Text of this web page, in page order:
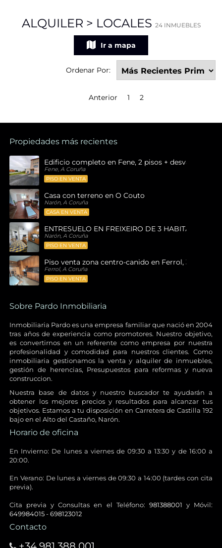
ALQUILER > LOCALES 24 INMUEBLES
Ir a mapa
Ordenar Por:
Anterior 1 2
Propiedades más recientes
Edificio completo en Fene, 2 pisos + desván , 1
Fene, A Coruña
PISO EN VENTA
Casa con terreno en O Couto
Narón, A Coruña
CASA EN VENTA
ENTRESUELO EN FREIXEIRO DE 3 HABITACIONES
Narón, A Coruña
PISO EN VENTA
Piso venta zona centro-canido en Ferrol, 3
Ferrol, A Coruña
PISO EN VENTA
Sobre Pardo Inmobiliaria
Inmobiliaria Pardo es una empresa familiar que nació en 2004
tras años de experiencia como promotores. Nuestro objetivo,
es convertirnos en un referente como empresa por nuestra
profesionalidad y comodidad para nuestros clientes. Como
inmobiliaria gestionamos la venta y alquiler de inmuebles,
gestión de herencias, Presupuestos para reformas y nueva
construccion.
Nuestra base de datos y nuestro buscador te ayudarán a
obtener los mejores precios y resultados para alcanzar tus
objetivos. Estamos a tu disposición en Carretera de Castilla 192
bajo en el Alto del Castaño, Narón.
Horario de oficina
En Invierno: De lunes a viernes de 09:30 a 13:30 y de 16:00 a
20:00.
En Verano: De lunes a viernes de 09:30 a 14:00 (tardes con cita
previa).
Cita previa y Consultas en el Teléfono: 981388001 y Móvil:
649984015-698123012
Contacto